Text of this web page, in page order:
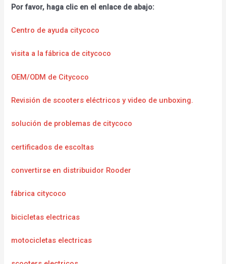
Por favor, haga clic en el enlace de abajo:
Centro de ayuda citycoco
visita a la fábrica de citycoco
OEM/ODM de Citycoco
Revisión de scooters eléctricos y video de unboxing.
solución de problemas de citycoco
certificados de escoltas
convertirse en distribuidor Rooder
fábrica citycoco
bicicletas electricas
motocicletas electricas